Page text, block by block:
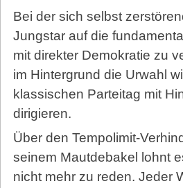
Bei der sich selbst
Jungstar auf die
mit direkter Demokratie zu
im Hintergrund die Urwahl
klassischen Parteitag mit
dirigieren.
Über den Tempolimit-
seinem Mautdebakel lohnt
nicht mehr zu reden. Jeder